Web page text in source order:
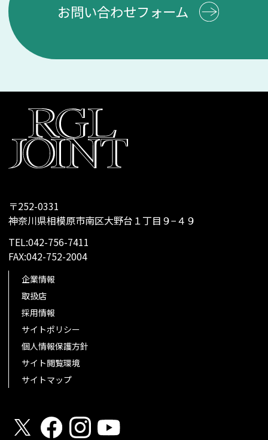
お問い合わせフォーム
〒252-0331
神奈川県相模原市南区大野台１丁目９−４９
TEL:042-756-7411
FAX:042-752-2004
企業情報
取扱店
採用情報
サイトポリシー
個人情報保護方針
サイト閲覧環境
サイトマップ